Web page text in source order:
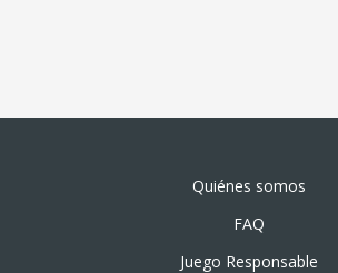
Quiénes somos
FAQ
Juego Responsable